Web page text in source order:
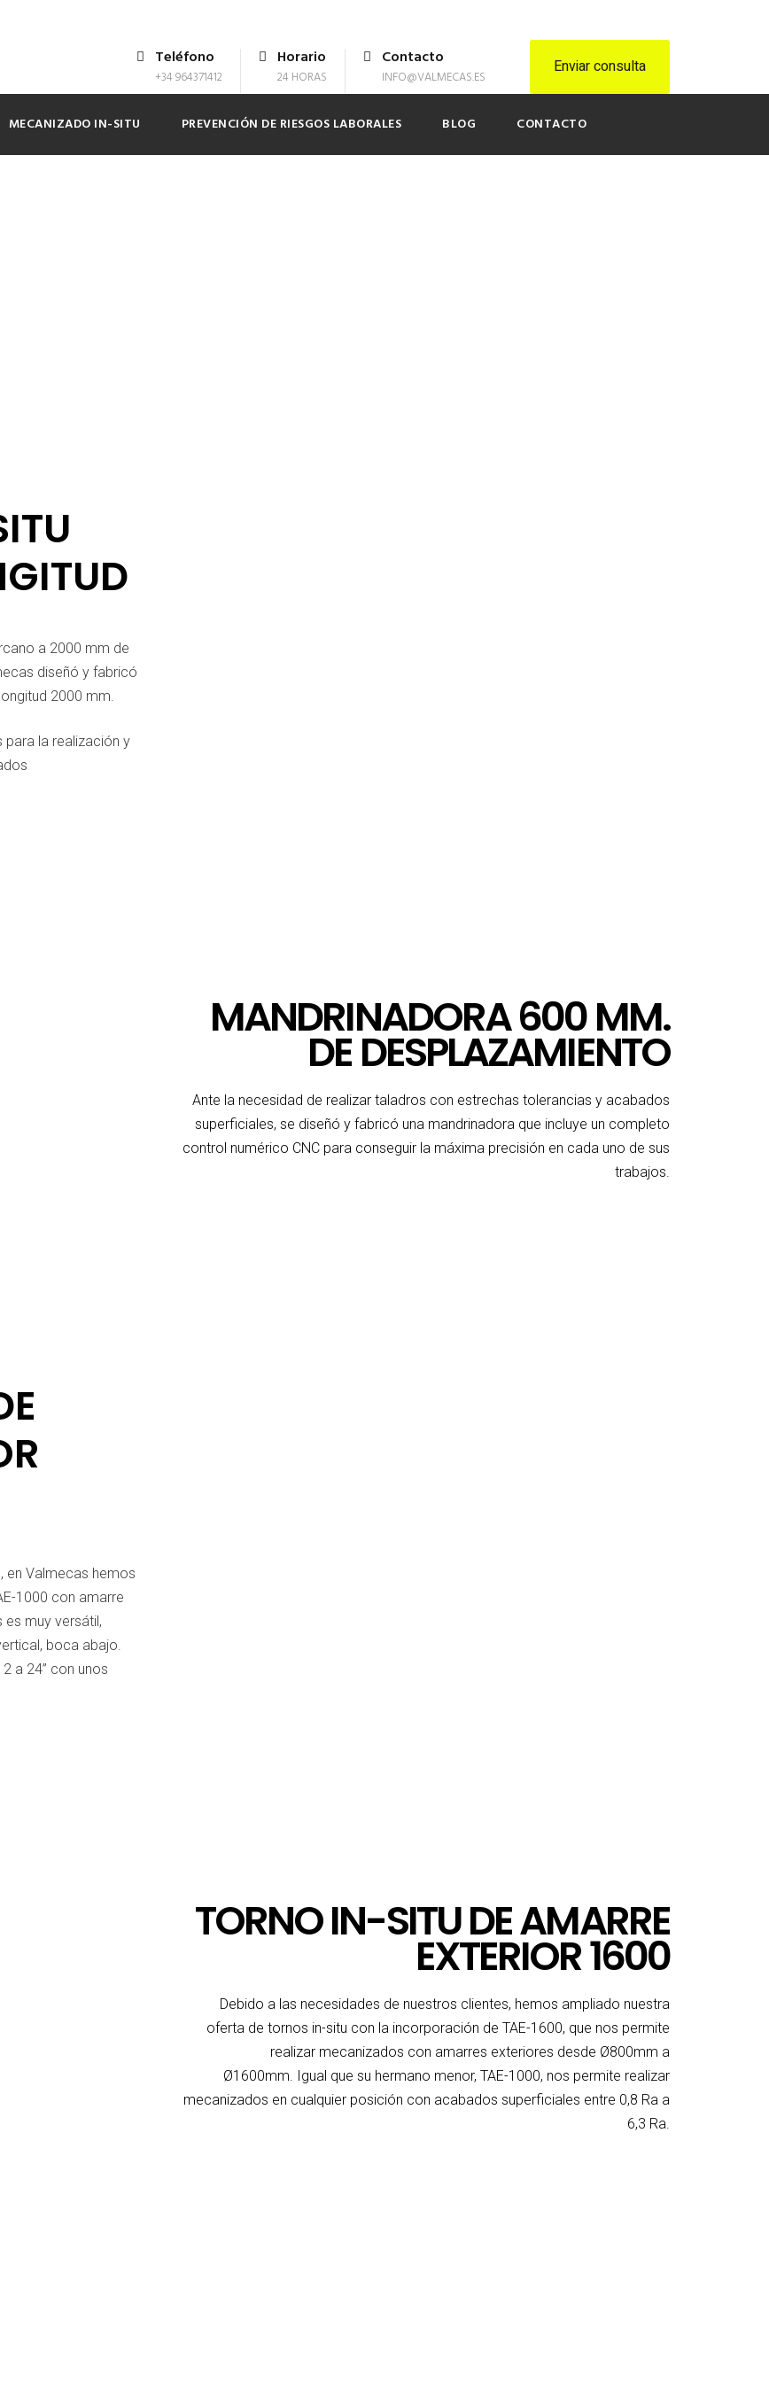
Teléfono
+34 964371412
Horario
24 HORAS
Contacto
INFO@VALMECAS.ES Enviar consulta
MECANIZADO IN-SITU PREVENCIÓN DE RIESGOS LABORALES BLOG CONTACTO
a 2000 mm de
diseñó y fabricó
2000 mm.
la realización y
MANDRINADORA 600 MM.
DE DESPLAZAMIENTO
Ante la necesidad de realizar taladros con estrechas tolerancias y acabados
superficiales, se diseñó y fabricó una mandrinadora que incluye un completo
control numérico CNC para conseguir la máxima precisión en cada uno de sus
trabajos.
en Valmecas hemos
1000 con amarre
muy versátil,
boca abajo.
a 24” con unos
TORNO IN-SITU DE AMARRE
EXTERIOR 1600
Debido a las necesidades de nuestros clientes, hemos ampliado nuestra
oferta de tornos in-situ con la incorporación de TAE-1600, que nos permite
realizar mecanizados con amarres exteriores desde Ø800mm a
Ø1600mm. Igual que su hermano menor, TAE-1000, nos permite realizar
mecanizados en cualquier posición con acabados superficiales entre 0,8 Ra a
6,3 Ra.